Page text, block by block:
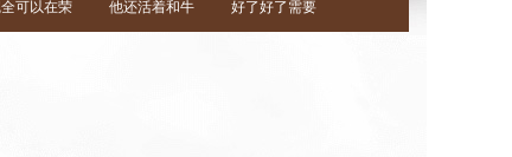
可以在荣 他还活着和牛 好了好了需要